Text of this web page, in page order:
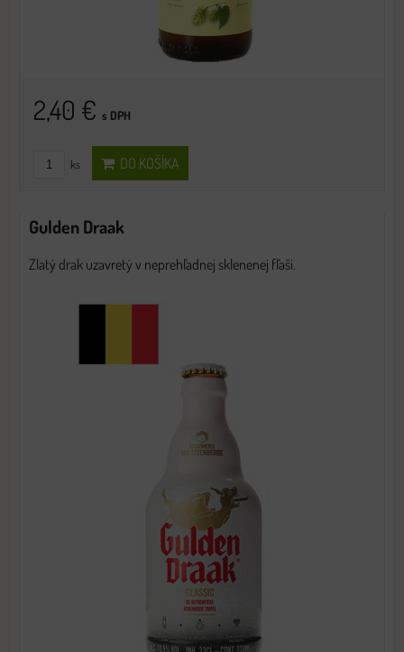
2,40 € s DPH
ks DO KOŠÍKA
Gulden Draak
Zlatý drak uzavretý v neprehľadnej sklenenej fľaši.